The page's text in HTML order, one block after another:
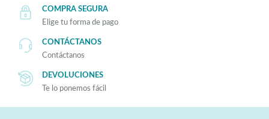
COMPRA SEGURA
Elige tu forma de pago
CONTÁCTANOS
Contáctanos
DEVOLUCIONES
Te lo ponemos fácil